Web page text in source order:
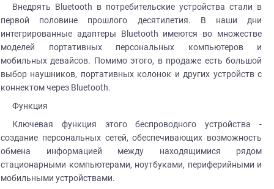
Внедрять Bluetooth в потребительские устройства стали в
первой половине прошлого десятилетия. В наши дни
интегрированные адаптеры Bluetooth имеются во множестве
моделей портативных персональных компьютеров и
мобильных девайсов. Помимо этого, в продаже есть большой
выбор наушников, портативных колонок и других устройств с
коннектом через Bluetooth.
Функция
Ключевая функция этого беспроводного устройства -
создание персональных сетей, обеспечивающих возможность
обмена информацией между находящимися рядом
стационарными компьютерами, ноутбуками, периферийными и
мобильными устройствами.